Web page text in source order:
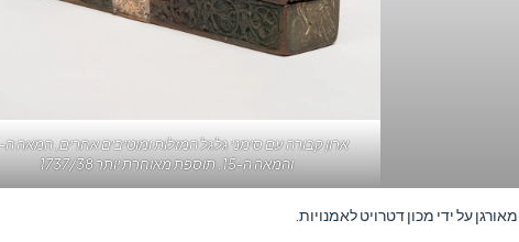
והמאה ה-15, תוספת מאוחרת יותר 1737/38
מאורגן על ידי מכון דטרויט לאמנויות.